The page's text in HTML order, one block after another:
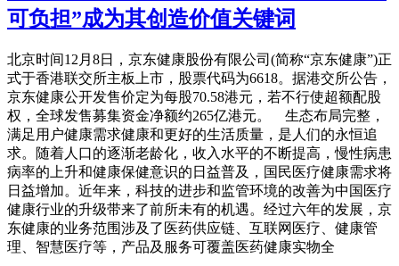
可负担”成为其创造价值关键词
北京时间12月8日，京东健康股份有限公司(简称“京东健康”)正
式于香港联交所主板上市，股票代码为6618。据港交所公告，
京东健康公开发售价定为每股70.58港元，若不行使超额配股
权，全球发售募集资金净额约265亿港元。 生态布局完整，
满足用户健康需求健康和更好的生活质量，是人们的永恒追
求。随着人口的逐渐老龄化，收入水平的不断提高，慢性病患
病率的上升和健康保健意识的日益普及，国民医疗健康需求将
日益增加。近年来，科技的进步和监管环境的改善为中国医疗
健康行业的升级带来了前所未有的机遇。经过六年的发展，京
东健康的业务范围涉及了医药供应链、互联网医疗、健康管
理、智慧医疗等，产品及服务可覆盖医药健康实物全